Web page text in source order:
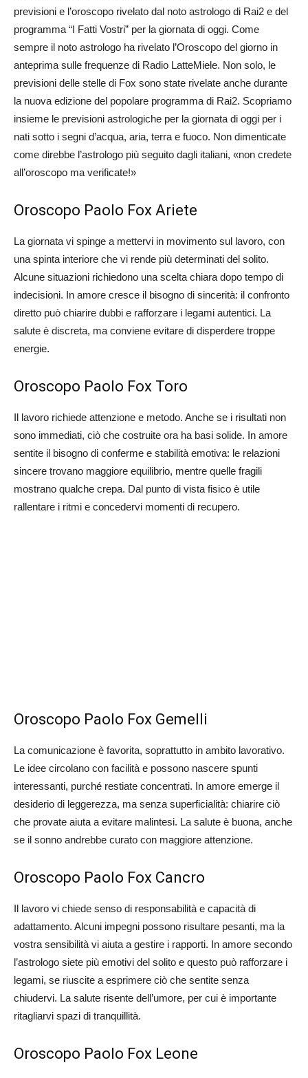
previsioni e l’oroscopo rivelato dal noto astrologo di Rai2 e del
programma “I Fatti Vostri” per la giornata di oggi. Come
sempre il noto astrologo ha rivelato l’Oroscopo del giorno in
anteprima sulle frequenze di Radio LatteMiele. Non solo, le
previsioni delle stelle di Fox sono state rivelate anche durante
la nuova edizione del popolare programma di Rai2. Scopriamo
insieme le previsioni astrologiche per la giornata di oggi per i
nati sotto i segni d’acqua, aria, terra e fuoco. Non dimenticate
come direbbe l’astrologo più seguito dagli italiani, «non credete
all’oroscopo ma verificate!»
Oroscopo Paolo Fox Ariete
La giornata vi spinge a mettervi in movimento sul lavoro, con
una spinta interiore che vi rende più determinati del solito.
Alcune situazioni richiedono una scelta chiara dopo tempo di
indecisioni. In amore cresce il bisogno di sincerità: il confronto
diretto può chiarire dubbi e rafforzare i legami autentici. La
salute è discreta, ma conviene evitare di disperdere troppe
energie.
Oroscopo Paolo Fox Toro
Il lavoro richiede attenzione e metodo. Anche se i risultati non
sono immediati, ciò che costruite ora ha basi solide. In amore
sentite il bisogno di conferme e stabilità emotiva: le relazioni
sincere trovano maggiore equilibrio, mentre quelle fragili
mostrano qualche crepa. Dal punto di vista fisico è utile
rallentare i ritmi e concedervi momenti di recupero.
Oroscopo Paolo Fox Gemelli
La comunicazione è favorita, soprattutto in ambito lavorativo.
Le idee circolano con facilità e possono nascere spunti
interessanti, purché restiate concentrati. In amore emerge il
desiderio di leggerezza, ma senza superficialità: chiarire ciò
che provate aiuta a evitare malintesi. La salute è buona, anche
se il sonno andrebbe curato con maggiore attenzione.
Oroscopo Paolo Fox Cancro
Il lavoro vi chiede senso di responsabilità e capacità di
adattamento. Alcuni impegni possono risultare pesanti, ma la
vostra sensibilità vi aiuta a gestire i rapporti. In amore secondo
l’astrologo siete più emotivi del solito e questo può rafforzare i
legami, se riuscite a esprimere ciò che sentite senza
chiudervi. La salute risente dell’umore, per cui è importante
ritagliarvi spazi di tranquillità.
Oroscopo Paolo Fox Leone